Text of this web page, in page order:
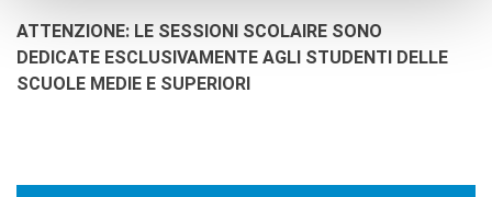
ATTENZIONE: LE SESSIONI SCOLAIRE SONO
DEDICATE ESCLUSIVAMENTE AGLI STUDENTI DELLE
SCUOLE MEDIE E SUPERIORI